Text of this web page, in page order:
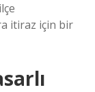
itiraz için bir